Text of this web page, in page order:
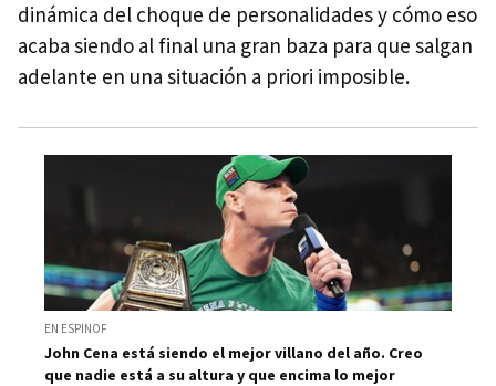
dinámica del choque de personalidades y cómo eso
acaba siendo al final una gran baza para que salgan
adelante en una situación a priori imposible.
EN ESPINOF
John Cena está siendo el mejor villano del año. Creo
que nadie está a su altura y que encima lo mejor